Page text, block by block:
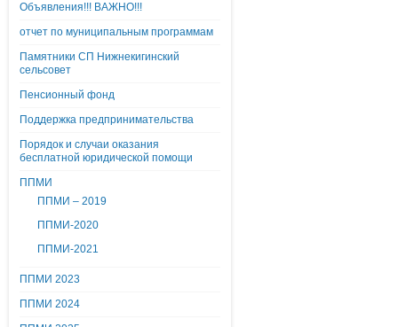
Объявления!!! ВАЖНО!!!
отчет по муниципальным программам
Памятники СП Нижнекигинский
сельсовет
Пенсионный фонд
Поддержка предпринимательства
Порядок и случаи оказания
бесплатной юридической помощи
ППМИ
ППМИ – 2019
ППМИ-2020
ППМИ-2021
ППМИ 2023
ППМИ 2024